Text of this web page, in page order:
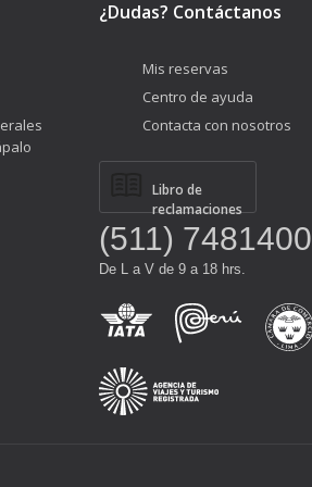
¿Dudas? Contáctanos
Mis reservas
Centro de ayuda
Contacta con nosotros
Libro de
reclamaciones
(511) 7481400
De L a V de 9 a 18 hrs.